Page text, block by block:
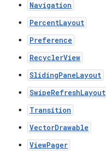
Navigation
PercentLayout
Preference
RecyclerView
SlidingPaneLayout
SwipeRefreshLayout
Transition
VectorDrawable
ViewPager